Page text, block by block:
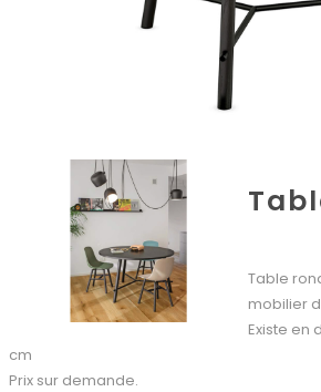
Table
mobilier
Existe en
cm
Prix sur demande.